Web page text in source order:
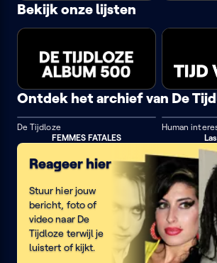
Bekijk onze lijsten
Ontdek het archief van De
De Tijdloze
FEMMES FATALES
Human
Reageer hier
Stuur hier jouw
bericht, foto of
video naar De
Tijdloze terwijl je
luistert of kijkt.